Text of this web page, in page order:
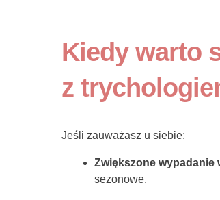
Kiedy warto
z
Jeśli zauważasz u siebie:
Zwiększone wypadanie
sezonowe.